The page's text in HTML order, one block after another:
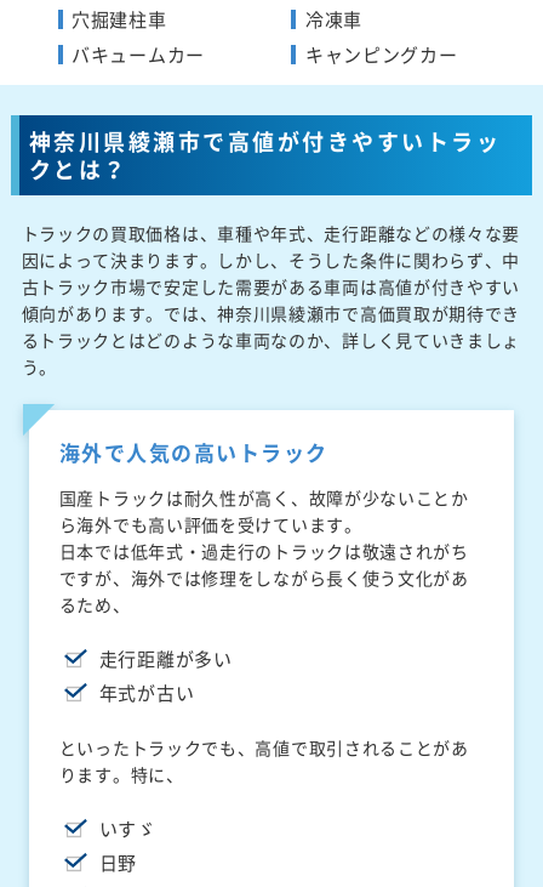
穴掘建柱車
バキュームカー
冷凍車
キャンピングカー
神奈川県綾瀬市で高値が付きやすいトラッ
クとは？
トラックの買取価格は、車種や年式、走行距離などの様々な要
因によって決まります。しかし、そうした条件に関わらず、中
古トラック市場で安定した需要がある車両は高値が付きやすい
傾向があります。では、神奈川県綾瀬市で高価買取が期待でき
るトラックとはどのような車両なのか、詳しく見ていきましょ
う。
海外で人気の高いトラック
国産トラックは耐久性が高く、故障が少ないことか
ら海外でも高い評価を受けています。
日本では低年式・過走行のトラックは敬遠されがち
ですが、海外では修理をしながら長く使う文化があ
るため、
走行距離が多い
年式が古い
といったトラックでも、高値で取引されることがあ
ります。特に、
いすゞ
日野